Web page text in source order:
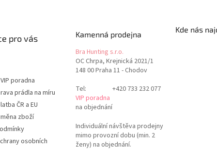
pro vás
poradna
prádla na míru
ČR a EU
zboží
osobních
Kamenná prodejna
Bra Hunting s.r.o.
OC Chrpa, Krejnická 2021/1
148 00 Praha 11 - Chodov
Tel:
+420 733 232 077
VIP poradna
na objednání
Individuální návštěva prodejny
mimo provozní dobu (min. 2
ženy) na objednání.
Kde nás